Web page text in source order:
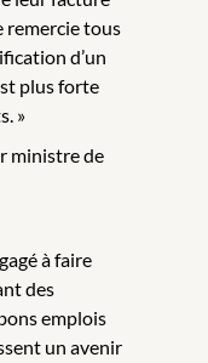
remercie tous
d’un
plus forte
»
ministre de
à faire
des
emplois
un avenir